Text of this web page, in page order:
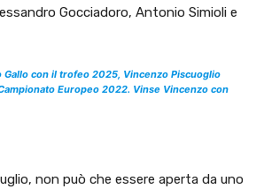
Gocciadoro, Antonio Simioli e
con il trofeo 2025, Vincenzo Piscuoglio
Europeo 2022. Vinse Vincenzo con
non può che essere aperta da uno